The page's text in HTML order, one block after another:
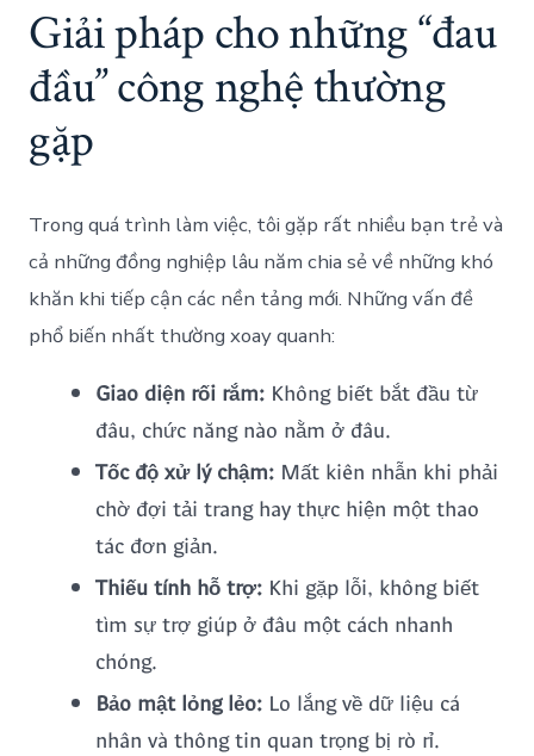
Giải pháp cho những “đau
đầu” công nghệ thường
gặp
Trong quá trình làm việc, tôi gặp rất nhiều bạn trẻ và
cả những đồng nghiệp lâu năm chia sẻ về những khó
khăn khi tiếp cận các nền tảng mới. Những vấn đề
phổ biến nhất thường xoay quanh:
Giao diện rối rắm: Không biết bắt đầu từ
đâu, chức năng nào nằm ở đâu.
Tốc độ xử lý chậm: Mất kiên nhẫn khi phải
chờ đợi tải trang hay thực hiện một thao
tác đơn giản.
Thiếu tính hỗ trợ: Khi gặp lỗi, không biết
tìm sự trợ giúp ở đâu một cách nhanh
chóng.
Bảo mật lỏng lẻo: Lo lắng về dữ liệu cá
nhân và thông tin quan trọng bị rò rỉ.